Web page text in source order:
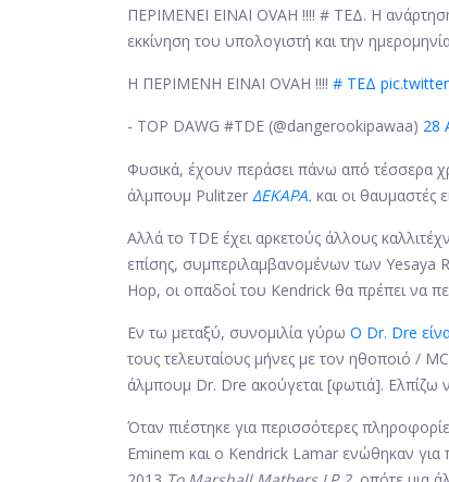
ΠΕΡΙΜΕΝΕΙ ΕΙΝΑΙ OVAH !!!! # ΤΕΔ. Η
εκκίνηση του υπολογιστή και την
Η ΠΕΡΙΜΕΝΗ ΕΙΝΑΙ OVAH !!!! # ΤΕΔ
- TOP DAWG #TDE (@dangerookipawaa) 28
Φυσικά, έχουν περάσει πάνω από τέσσερα
άλμπουμ Pulitzer ΔΕΚΑΡΑ. και οι θαυμαστές
Αλλά το TDE έχει αρκετούς άλλους
επίσης, συμπεριλαμβανομένων των Yesaya
Hop, οι οπαδοί του Kendrick θα πρέπει να
Εν τω μεταξύ, συνομιλία γύρω Ο Dr. Dre
τους τελευταίους μήνες με τον ηθοποιό /
άλμπουμ Dr. Dre ακούγεται [φωτιά]. Ελπίζω
Όταν πιέστηκε για περισσότερες
Eminem και ο Kendrick Lamar ενώθηκαν